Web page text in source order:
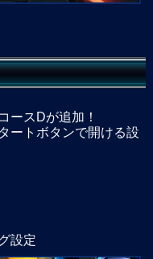
ースDが追加！
ートボタンで開ける設
設定